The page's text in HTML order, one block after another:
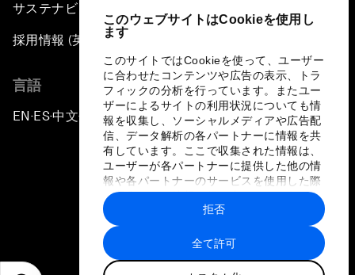
このウェブサイトはCookieを使用し
ます
このサイトではCookieを使って、ユーザー
に合わせたコンテンツや広告の表示、トラ
フィックの分析を行っています。またユー
ザーによるサイトの利用状況についても情
報を収集し、ソーシャルメディアや広告配
信、データ解析の各パートナーに情報を共
有しています。ここで収集された情報は、
ユーザーが各パートナーに提供した他の情
報や各パートナーのサービスを使用した際
に収集された情報と組み合わされ、各パー
トナーによって使用されることがありま
す。
全て許可
拒否
サステナビリティへの取り組み
採用情報 (英語のみ)
言語
EN ▪ ES▪中文▪ 日本語
プライバシーポリシーと利用規約
サイトマップ